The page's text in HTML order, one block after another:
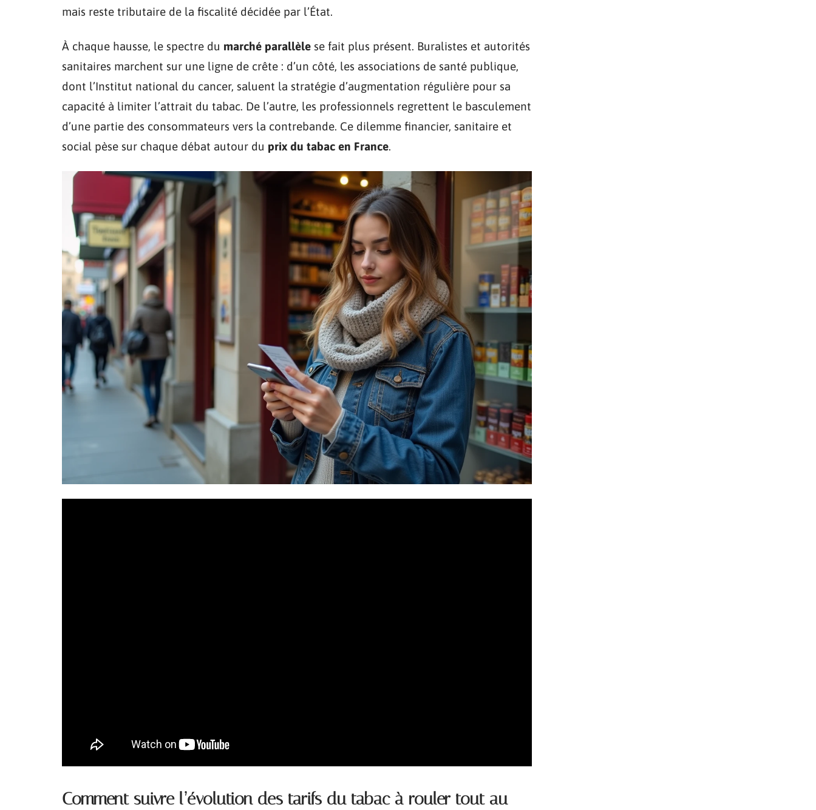
mais reste tributaire de la fiscalité décidée par l’État.
À chaque hausse, le spectre du marché parallèle se fait plus présent. Buralistes et autorités
sanitaires marchent sur une ligne de crête : d’un côté, les associations de santé publique,
dont l’Institut national du cancer, saluent la stratégie d’augmentation régulière pour sa
capacité à limiter l’attrait du tabac. De l’autre, les professionnels regrettent le basculement
d’une partie des consommateurs vers la contrebande. Ce dilemme financier, sanitaire et
social pèse sur chaque débat autour du prix du tabac en France.
Comment suivre l’évolution des tarifs du tabac à rouler tout au